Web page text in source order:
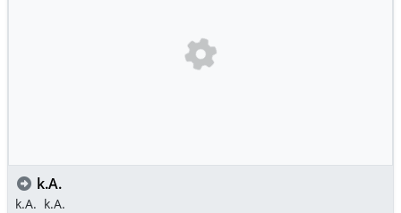
k.A.
k.A. k.A.